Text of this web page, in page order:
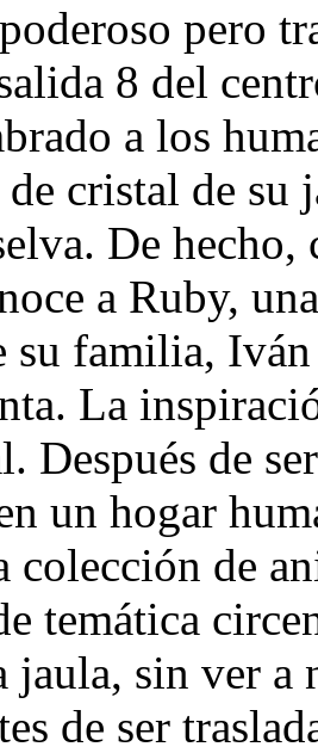
pero
8 del
a los
de cristal de su
De hecho,
a Ruby,
su familia,
La
Después de
un hogar
colección de
temática
jaula, sin ver
de ser